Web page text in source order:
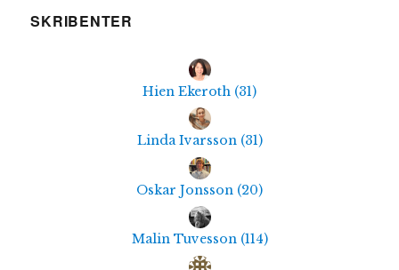
SKRIBENTER
Hien Ekeroth (31)
Linda Ivarsson (31)
Oskar Jonsson (20)
Malin Tuvesson (114)